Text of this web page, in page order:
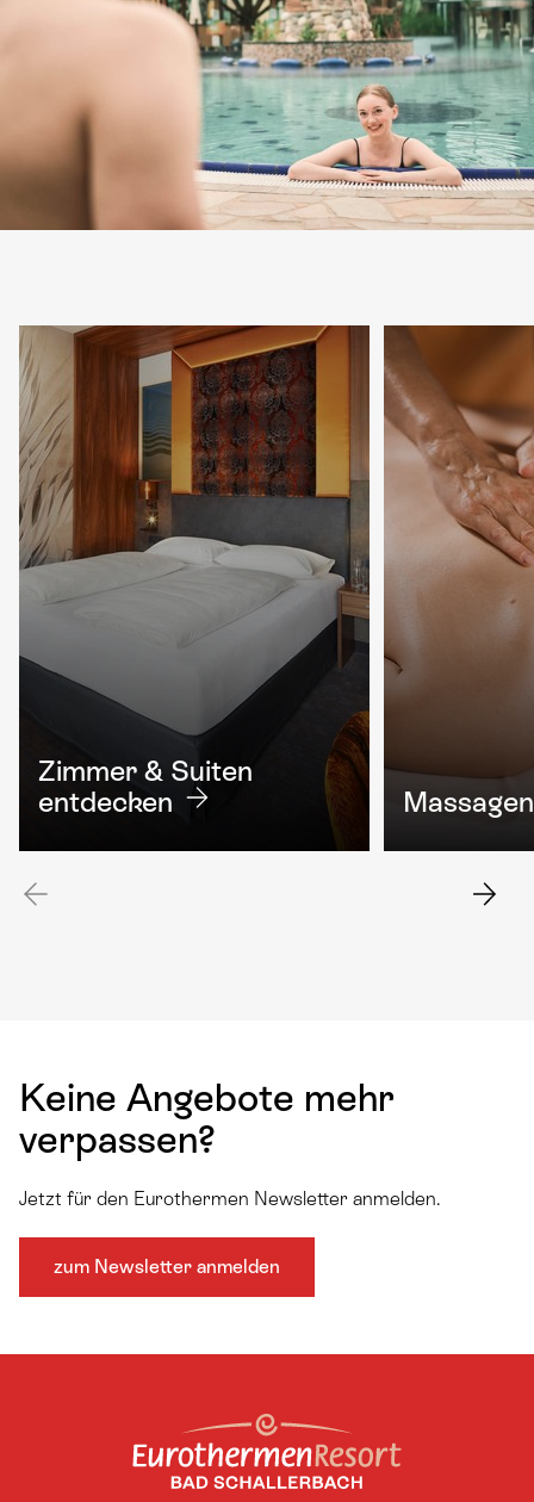
Zimmer & Suiten
entdecken
Massagen
Keine Angebote mehr
verpassen?
Jetzt für den Eurothermen Newsletter anmelden.
zum Newsletter anmelden